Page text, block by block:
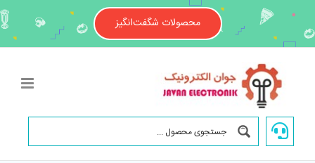
content
محصولات شگفت‌انگیز